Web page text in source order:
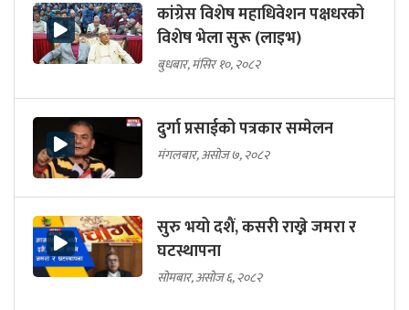
कांग्रेस विशेष महाधिवेशन पक्षधरको
विशेष भेला सुरू (लाइभ)
बुधबार, मंसिर १०, २०८२
दुर्गा प्रसाईको पत्रकार सम्मेलन
मंगलबार, असोज ७, २०८२
सुरु भयो दशैं, कसरी राख्ने जमरा र
घटस्थापना
सोमबार, असोज ६, २०८२